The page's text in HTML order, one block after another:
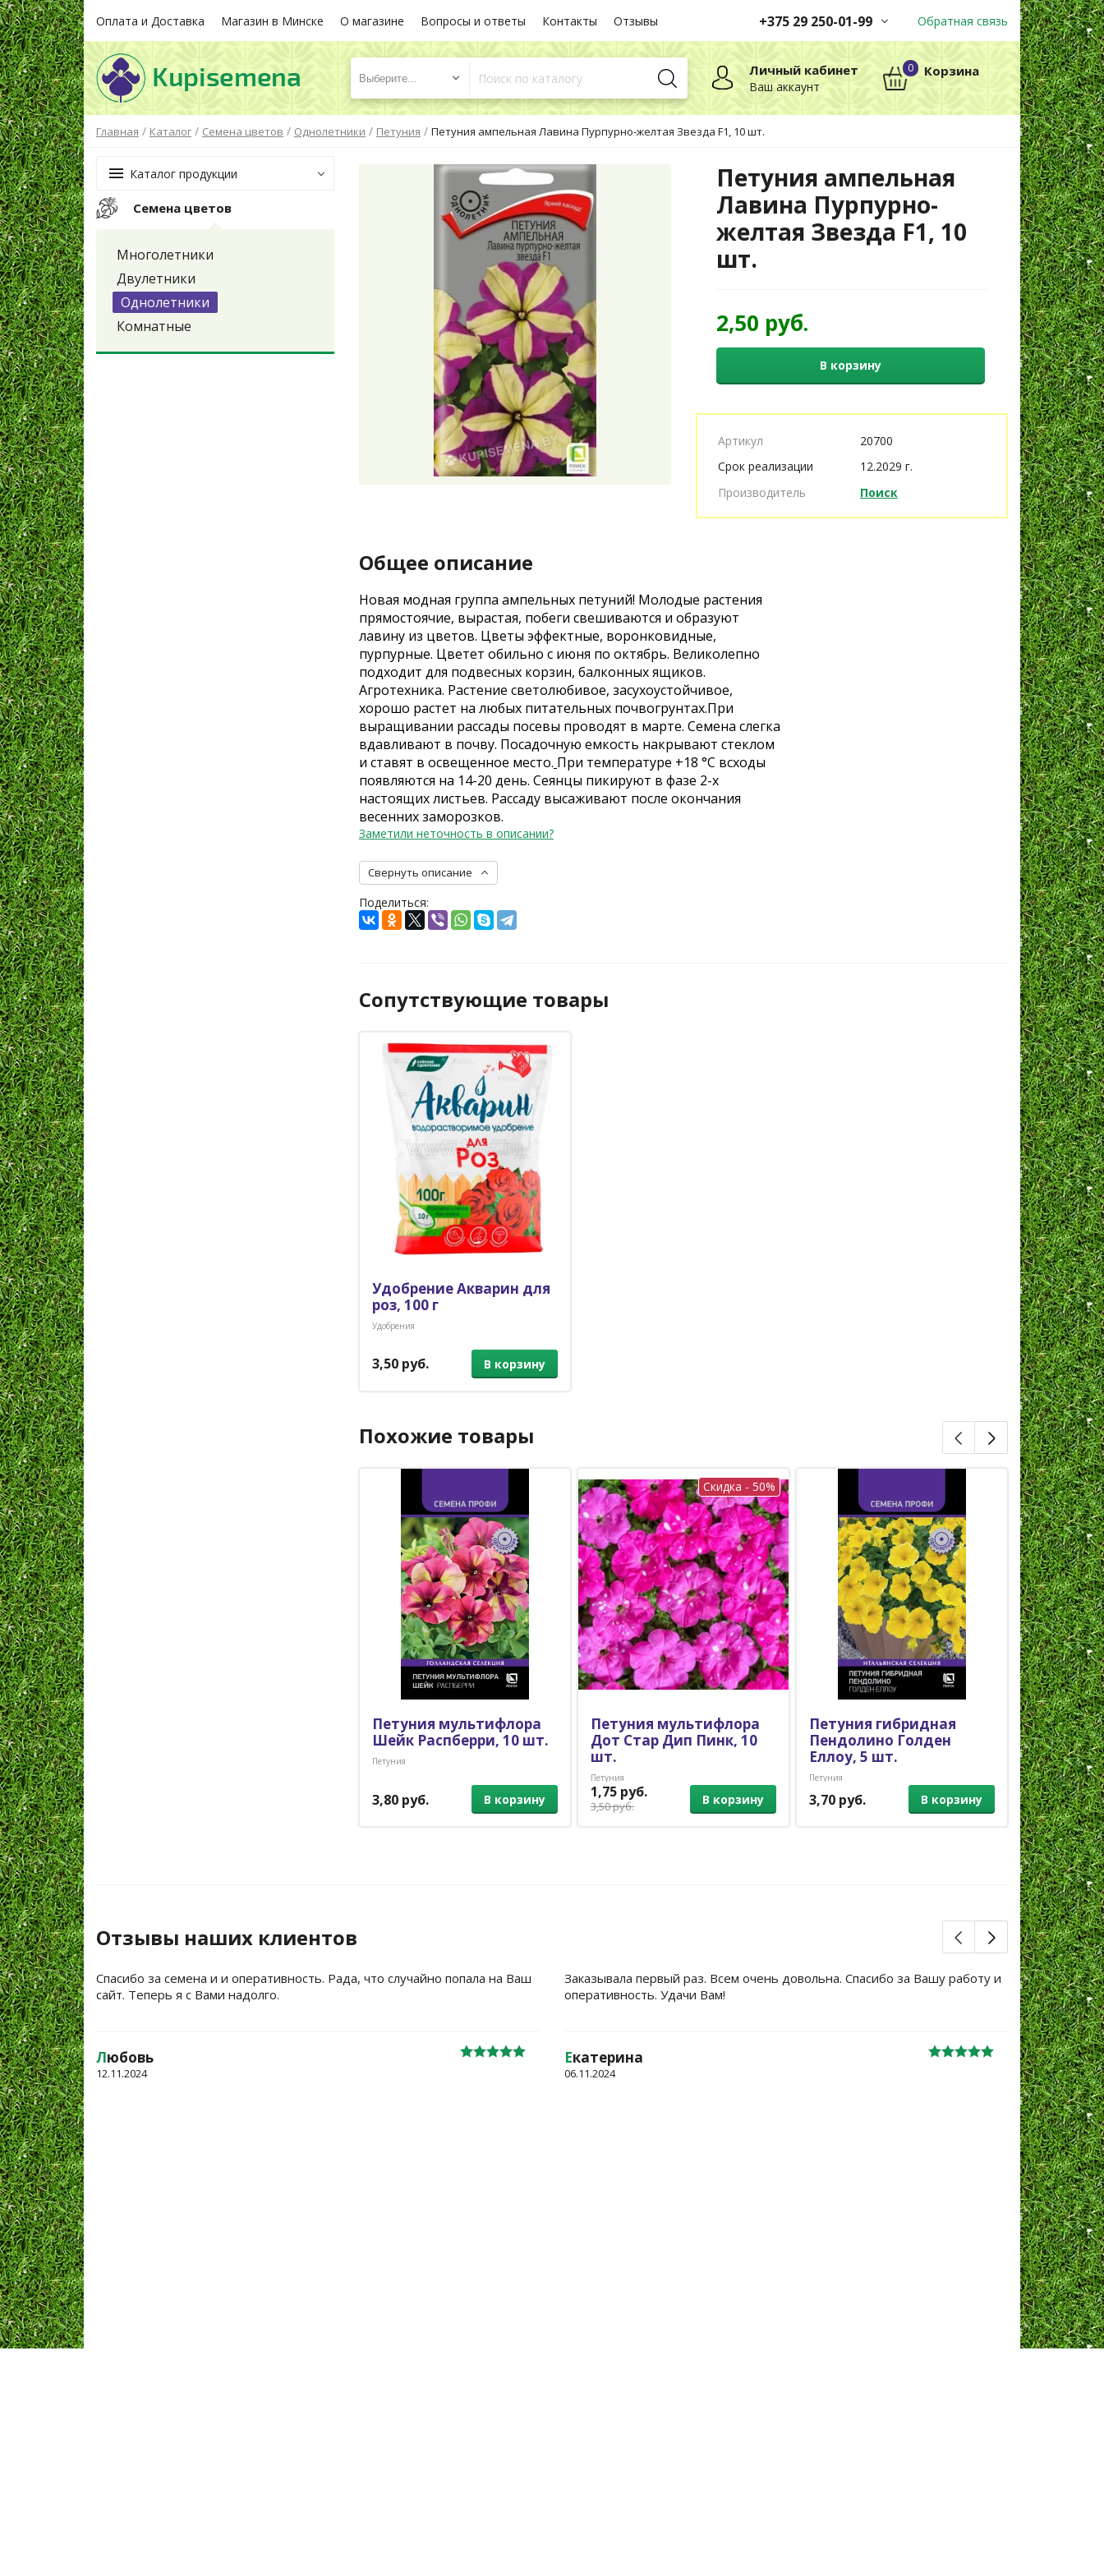
Оплата и Доставка Магазин в Минске О магазине Вопросы и ответы Контакты Отзывы +375 29 250-01-99
автоматически через корзину
круглосуточно без выходных
+375 29 250-01-99
Обратная связь
Выберите... Личный кабинет
Ваш аккаунт
0 Корзина
Главная / Каталог / Семена цветов / Однолетники / Петуния / Петуния ампельная Лавина Пурпурно-желтая Звезда F1, 10 шт.
Каталог продукции
Семена цветов
Многолетники
Двулетники
Однолетники
Комнатные
Петуния ампельная
Лавина Пурпурно-
желтая Звезда F1, 10
шт.
2,50 руб.
В корзину
Артикул
20700
Срок реализации
12.2029 г.
Производитель
Поиск
Общее описание
Новая модная группа ампельных петуний! Молодые растения
прямостоячие, вырастая, побеги свешиваются и образуют
лавину из цветов. Цветы эффектные, воронковидные,
пурпурные. Цветет обильно с июня по октябрь. Великолепно
подходит для подвесных корзин, балконных ящиков.
Агротехника. Растение светолюбивое, засухоустойчивое,
хорошо растет на любых питательных почвогрунтах.При
выращивании рассады посевы проводят в марте. Семена слегка
вдавливают в почву. Посадочную емкость накрывают стеклом
и ставят в освещенное место. При температуре +18 °C всходы
появляются на 14-20 день. Сеянцы пикируют в фазе 2-х
настоящих листьев. Рассаду высаживают после окончания
весенних заморозков.
Заметили неточность в описании?
Свернуть описание
Поделиться:
Сопутствующие товары
Удобрение Акварин для
роз, 100 г
Удобрения
3,50 руб. В корзину
Похожие товары
Петуния мультифлора
Шейк Распберри, 10 шт.
Петуния
3,80 руб. В корзину
Скидка - 50%
Петуния мультифлора
Дот Стар Дип Пинк, 10
шт.
Петуния
1,75 руб.
3,50 руб. В корзину
Петуния гибридная
Пендолино Голден
Еллоу, 5 шт.
Петуния
3,70 руб. В корзину
Петуния
Опера
Петуния
7,90 руб.
Отзывы наших клиентов
Спасибо за семена и и оперативность. Рада, что случайно попала на Ваш
сайт. Теперь я с Вами надолго.
Любовь
12.11.2024
Заказывала первый раз. Всем очень довольна. Спасибо за Вашу работу и
оперативность. Удачи Вам!
Екатерина
06.11.2024
Большое
уже не
Жанна
06.10.2024